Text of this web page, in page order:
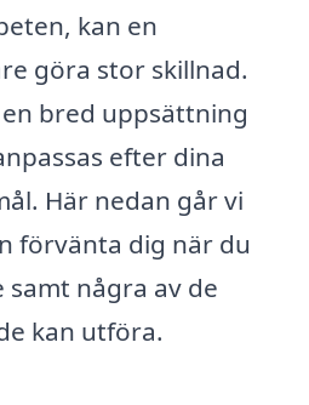
kan en
göra stor skillnad.
bred uppsättning
efter dina
Här nedan går vi
förvänta dig när du
några av de
kan utföra.